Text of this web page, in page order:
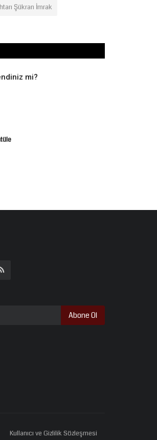
Şükran İmrak
mi?
Abone Ol
Kullanıcı ve Gizlilik Sözleşmesi